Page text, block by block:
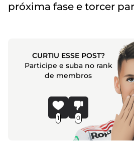
próxima fase e torcer
CURTIU ESSE POST?
Participe e suba no rank
de membros
1 0